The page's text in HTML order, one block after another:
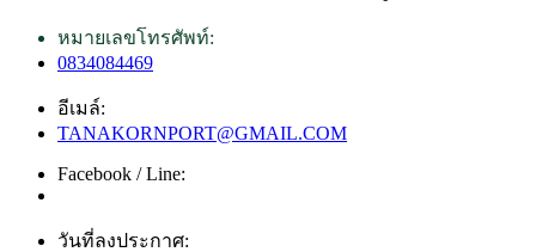
หมายเลขโทรศัพท์:
0834084469
อีเมล์:
TANAKORNPORT@GMAIL.COM
Facebook / Line:
วันที่ลงประกาศ: